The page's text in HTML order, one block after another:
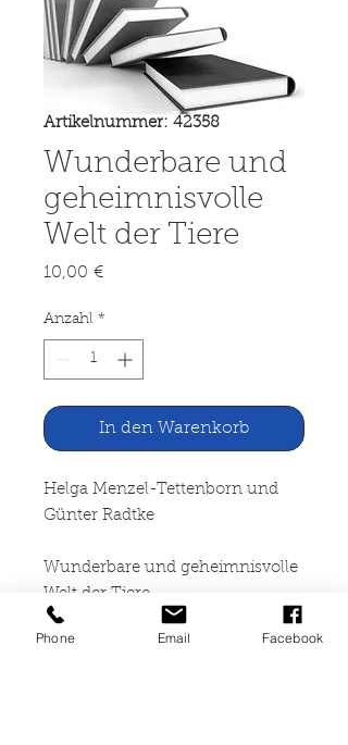
Artikelnummer: 42358
Wunderbare und
geheimnisvolle
Welt der Tiere
10,00 €Preis
Anzahl *
In den Warenkorb
Helga Menzel-Tettenborn und
Günter Radtke
Wunderbare und geheimnisvolle
Welt der Tiere
Bertelsmann Lexikon-Verlag,
Phone Email Facebook